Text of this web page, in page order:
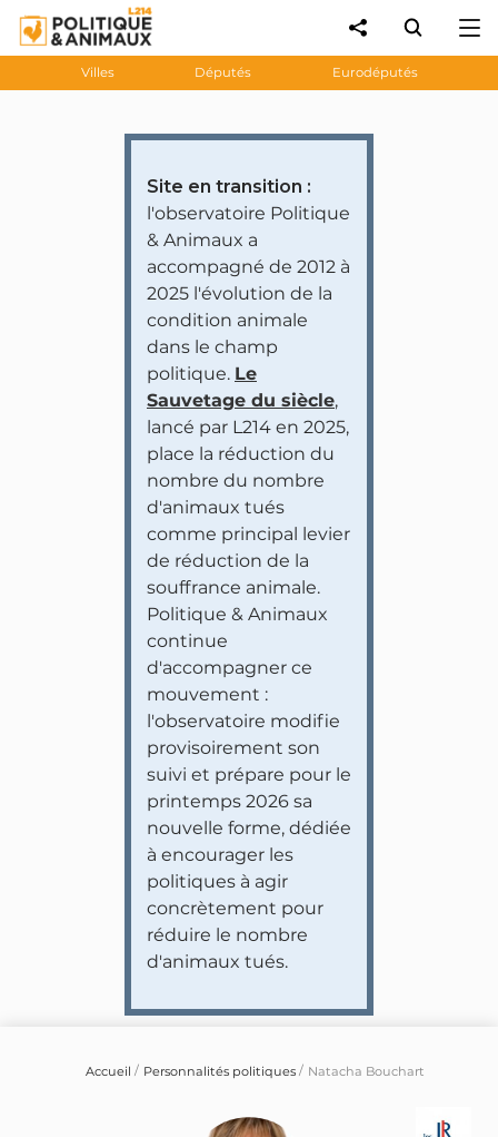
Villes Députés Eurodéputés
Site en transition :
l'observatoire Politique
& Animaux a
accompagné de 2012 à
2025 l'évolution de la
condition animale
dans le champ
politique. Le
Sauvetage du siècle,
lancé par L214 en 2025,
place la réduction du
nombre du nombre
d'animaux tués
comme principal levier
de réduction de la
souffrance animale.
Politique & Animaux
continue
d'accompagner ce
mouvement :
l'observatoire modifie
provisoirement son
suivi et prépare pour le
printemps 2026 sa
nouvelle forme, dédiée
à encourager les
politiques à agir
concrètement pour
réduire le nombre
d'animaux tués.
Accueil Personnalités politiques Natacha Bouchart